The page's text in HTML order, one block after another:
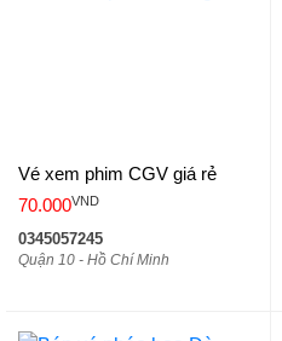
Vé xem phim CGV giá rẻ
70.000VND
0345057245
Quận 10 - Hồ Chí Minh